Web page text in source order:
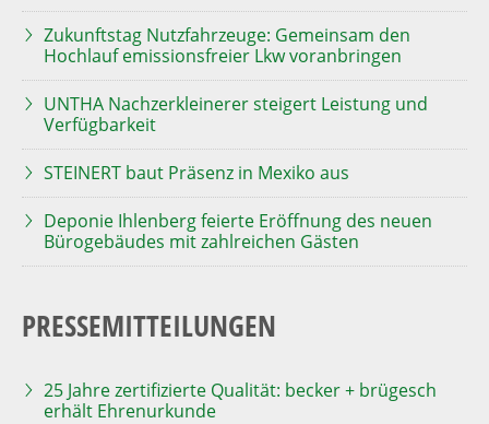
Zukunftstag Nutzfahrzeuge: Gemeinsam den
Hochlauf emissionsfreier Lkw voranbringen
UNTHA Nachzerkleinerer steigert Leistung und
Verfügbarkeit
STEINERT baut Präsenz in Mexiko aus
Deponie Ihlenberg feierte Eröffnung des neuen
Bürogebäudes mit zahlreichen Gästen
PRESSEMITTEILUNGEN
25 Jahre zertifizierte Qualität: becker + brügesch
erhält Ehrenurkunde